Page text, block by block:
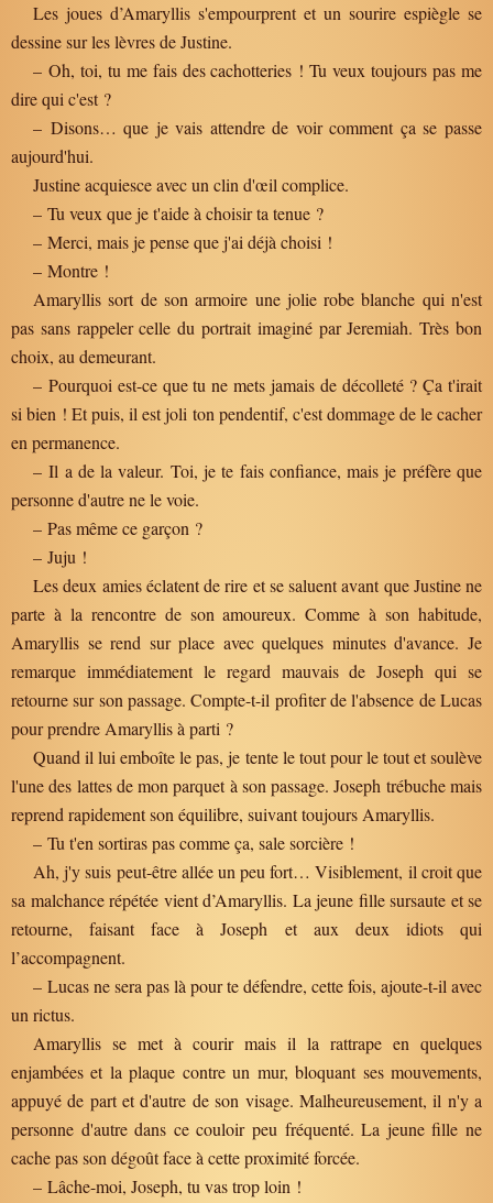
Les joues d’Amaryllis s'empourprent et un sourire espiègle se
dessine sur les lèvres de Justine.
– Oh, toi, tu me fais des cachotteries ! Tu veux toujours pas me
dire qui c'est ?
– Disons… que je vais attendre de voir comment ça se passe
aujourd'hui.
Justine acquiesce avec un clin d'œil complice.
– Tu veux que je t'aide à choisir ta tenue ?
– Merci, mais je pense que j'ai déjà choisi !
– Montre !
Amaryllis sort de son armoire une jolie robe blanche qui n'est
pas sans rappeler celle du portrait imaginé par Jeremiah. Très bon
choix, au demeurant.
– Pourquoi est-ce que tu ne mets jamais de décolleté ? Ça t'irait
si bien ! Et puis, il est joli ton pendentif, c'est dommage de le cacher
en permanence.
– Il a de la valeur. Toi, je te fais confiance, mais je préfère que
personne d'autre ne le voie.
– Pas même ce garçon ?
– Juju !
Les deux amies éclatent de rire et se saluent avant que Justine ne
parte à la rencontre de son amoureux. Comme à son habitude,
Amaryllis se rend sur place avec quelques minutes d'avance. Je
remarque immédiatement le regard mauvais de Joseph qui se
retourne sur son passage. Compte-t-il profiter de l'absence de Lucas
pour prendre Amaryllis à parti ?
Quand il lui emboîte le pas, je tente le tout pour le tout et soulève
l'une des lattes de mon parquet à son passage. Joseph trébuche mais
reprend rapidement son équilibre, suivant toujours Amaryllis.
– Tu t'en sortiras pas comme ça, sale sorcière !
Ah, j'y suis peut-être allée un peu fort… Visiblement, il croit que
sa malchance répétée vient d’Amaryllis. La jeune fille sursaute et se
retourne, faisant face à Joseph et aux deux idiots qui
l’accompagnent.
– Lucas ne sera pas là pour te défendre, cette fois, ajoute-t-il avec
un rictus.
Amaryllis se met à courir mais il la rattrape en quelques
enjambées et la plaque contre un mur, bloquant ses mouvements,
appuyé de part et d'autre de son visage. Malheureusement, il n'y a
personne d'autre dans ce couloir peu fréquenté. La jeune fille ne
cache pas son dégoût face à cette proximité forcée.
– Lâche-moi, Joseph, tu vas trop loin !